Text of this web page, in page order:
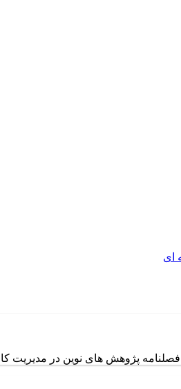
ای
پژوهش های نوین در مدیریت